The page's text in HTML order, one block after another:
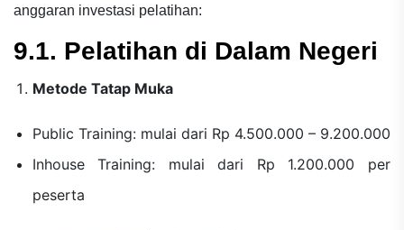
anggaran investasi pelatihan:
9.1. Pelatihan di Dalam Negeri
Metode Tatap Muka
Public Training: mulai dari Rp 4.500.000 – 9.200.000
Inhouse Training: mulai dari Rp 1.200.000 per
peserta